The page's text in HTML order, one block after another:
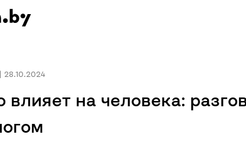
28.10.2024
на человека: